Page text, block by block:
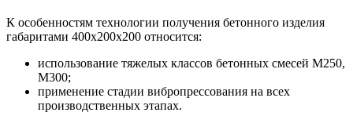
К особенностям технологии получения бетонного изделия
габаритами 400х200х200 относится:
использование тяжелых классов бетонных смесей М250,
М300;
применение стадии вибропрессования на всех
производственных этапах.